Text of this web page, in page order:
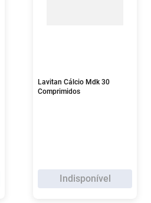
Lavitan Cálcio Mdk 30
Comprimidos
Indisponível